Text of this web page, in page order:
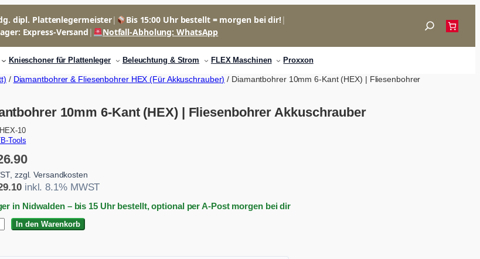
dipl. Plattenlegermeister| Bis 15:00 Uhr bestellt = morgen bei dir!|
Express-Versand | Notfall-Abholung: WhatsApp
Suchen
Knieschoner für Plattenleger Beleuchtung & Strom FLEX Maschinen Proxxon
/ Diamantbohrer & Fliesenbohrer HEX (Für Akkuschrauber) / Diamantbohrer 10mm 6-Kant (HEX) | Fliesenbohrer
10mm 6-Kant (HEX) | Fliesenbohrer Akkuschrauber
zzgl. Versandkosten
inkl. 8.1% MWST
in Nidwalden – bis 15 Uhr bestellt, optional per A-Post morgen bei dir
In den Warenkorb
10
TB-Tools